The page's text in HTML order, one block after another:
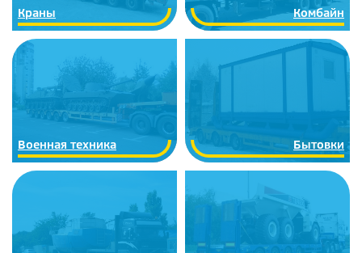
Краны Комбайн
Военная техника Бытовки